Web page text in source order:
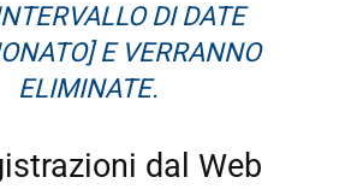
DI DATE
E VERRANNO
ELIMINATE.
dal Web